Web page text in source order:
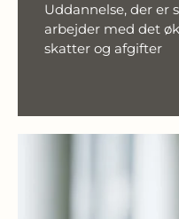
Uddannelse, der er
arbejder med det
skatter og afgifter